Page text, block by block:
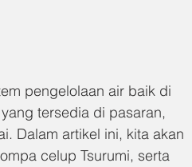
pengelolaan air baik di
tersedia di pasaran,
Dalam artikel ini, kita akan
celup Tsurumi, serta